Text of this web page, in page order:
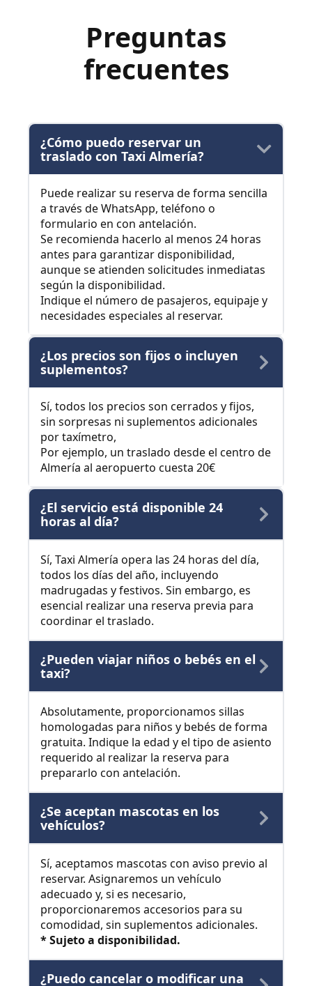
Preguntas
frecuentes
¿Cómo puedo reservar un
traslado con Taxi Almería?
Puede realizar su reserva de forma sencilla
a través de WhatsApp, teléfono o
formulario en con antelación.
Se recomienda hacerlo al menos 24 horas
antes para garantizar disponibilidad,
aunque se atienden solicitudes inmediatas
según la disponibilidad.
Indique el número de pasajeros, equipaje y
necesidades especiales al reservar.
¿Los precios son fijos o incluyen
suplementos?
Sí, todos los precios son cerrados y fijos,
sin sorpresas ni suplementos adicionales
por taxímetro,
Por ejemplo, un traslado desde el centro de
Almería al aeropuerto cuesta 20€
¿El servicio está disponible 24
horas al día?
Sí, Taxi Almería opera las 24 horas del día,
todos los días del año, incluyendo
madrugadas y festivos. Sin embargo, es
esencial realizar una reserva previa para
coordinar el traslado.
¿Pueden viajar niños o bebés en el
taxi?
Absolutamente, proporcionamos sillas
homologadas para niños y bebés de forma
gratuita. Indique la edad y el tipo de asiento
requerido al realizar la reserva para
prepararlo con antelación.
¿Se aceptan mascotas en los
vehículos?
Sí, aceptamos mascotas con aviso previo al
reservar. Asignaremos un vehículo
adecuado y, si es necesario,
proporcionaremos accesorios para su
comodidad, sin suplementos adicionales.
* Sujeto a disponibilidad.
¿Puedo cancelar o modificar una